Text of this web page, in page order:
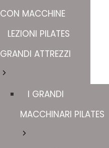
CON MACCHINE
LEZIONI PILATES
GRANDI ATTREZZI
I GRANDI
MACCHINARI PILATES